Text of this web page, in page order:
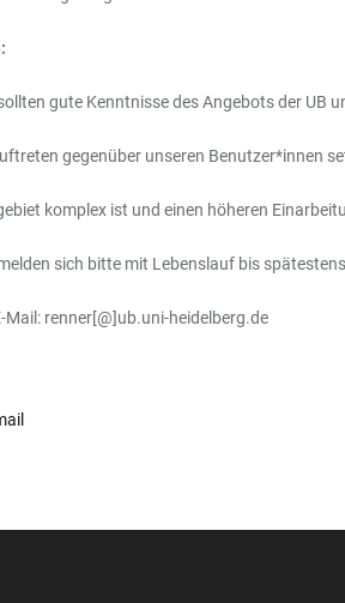
gute Kenntnisse des Angebots der UB
gegenüber unseren Benutzer*innen
komplex ist und einen höheren
sich bitte mit Lebenslauf bis
Mail: renner[@]ub.uni-heidelberg.de